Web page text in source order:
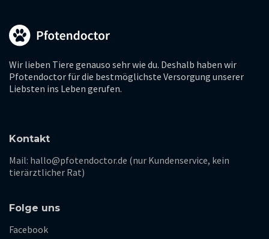
Wir lieben Tiere genauso sehr wie du. Deshalb haben wir
Pfotendoctor für die bestmöglichste Versorgung unserer
Liebsten ins Leben gerufen.
Kontakt
Mail: hallo@pfotendoctor.de (nur Kundenservice, kein
tierärztlicher Rat)
Folge uns
Facebook